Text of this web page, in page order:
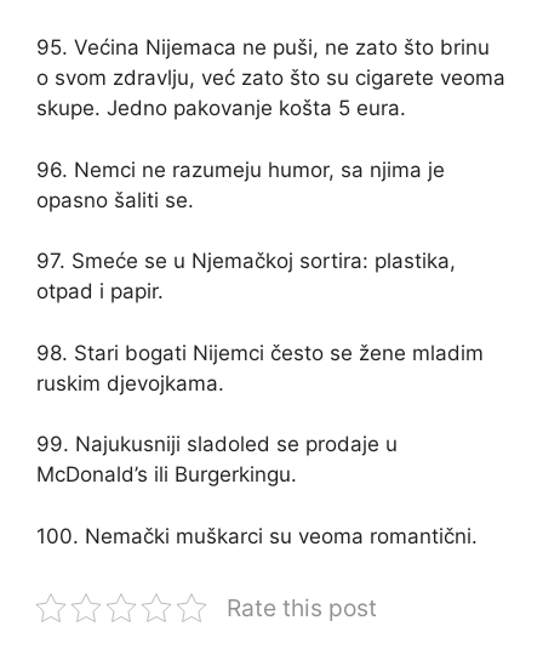
95. Većina Nijemaca ne puši, ne zato što brinu
o svom zdravlju, već zato što su cigarete veoma
skupe. Jedno pakovanje košta 5 eura.
96. Nemci ne razumeju humor, sa njima je
opasno šaliti se.
97. Smeće se u Njemačkoj sortira: plastika,
otpad i papir.
98. Stari bogati Nijemci često se žene mladim
ruskim djevojkama.
99. Najukusniji sladoled se prodaje u
McDonald’s ili Burgerkingu.
100. Nemački muškarci su veoma romantični.
Rate this post